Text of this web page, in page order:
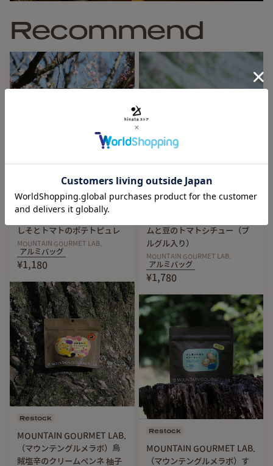
なメニューです。双耳峰ですしね。
■ HOW TO COOK
Recommend
MOUNTAIN GOURMET LAB.
しそとトマトのポテトピュレ
MOUNTAIN GOURMET LAB.
アルミバッグ
¥1,180
Restock
MOUNTAIN GOURMET LAB.
（マウンテングルメラボ）烏
賊塩辛のクリームペンネ 柚子
ムと豆のトマトシチュー（ブ
ルグル入り）
MOUNTAIN GOURMET LAB.
アルミバッグ
¥1,780
Restock
MOUNTAIN GOURMET LAB.
（マウンテングルメラボ）す